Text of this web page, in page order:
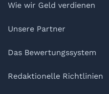
Wie wir Geld verdienen
Unsere Partner
Das Bewertungssystem
Redaktionelle Richtlinien